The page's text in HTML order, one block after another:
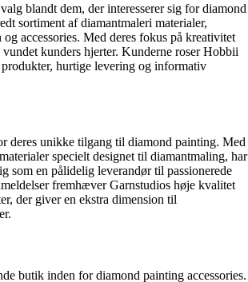
blandt dem, der interesserer sig for diamond
sortiment af diamantmaleri materialer,
accessories. Med deres fokus på kreativitet
kunders hjerter. Kunderne roser Hobbii
hurtige levering og informativ
deres unikke tilgang til diamond painting. Med
specielt designet til diamantmaling, har
som en pålidelig leverandør til passionerede
fremhæver Garnstudios høje kvalitet
der giver en ekstra dimension til
butik inden for diamond painting accessories.